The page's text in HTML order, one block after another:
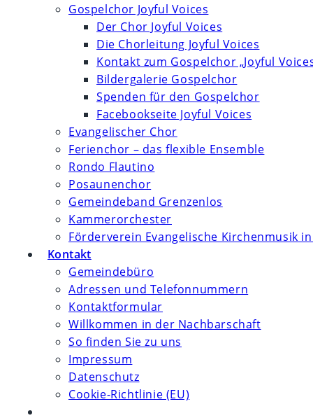
Gospelchor Joyful Voices
Der Chor Joyful Voices
Die Chorleitung Joyful Voices
Kontakt zum Gospelchor „Joyful
Bildergalerie Gospelchor
Spenden für den Gospelchor
Facebookseite Joyful Voices
Evangelischer Chor
Ferienchor – das flexible Ensemble
Rondo Flautino
Posaunenchor
Gemeindeband Grenzenlos
Kammerorchester
Förderverein Evangelische Kirchenmusik
Kontakt
Gemeindebüro
Adressen und Telefonnummern
Kontaktformular
Willkommen in der Nachbarschaft
So finden Sie zu uns
Impressum
Datenschutz
Cookie-Richtlinie (EU)